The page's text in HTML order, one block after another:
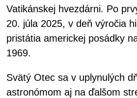
Vatikánskej hvezdárni. Po
20. júla 2025, v deň výročia
pristátia americkej posádky
1969.
Svätý Otec sa v uplynulých
astronómom aj na ďalšom